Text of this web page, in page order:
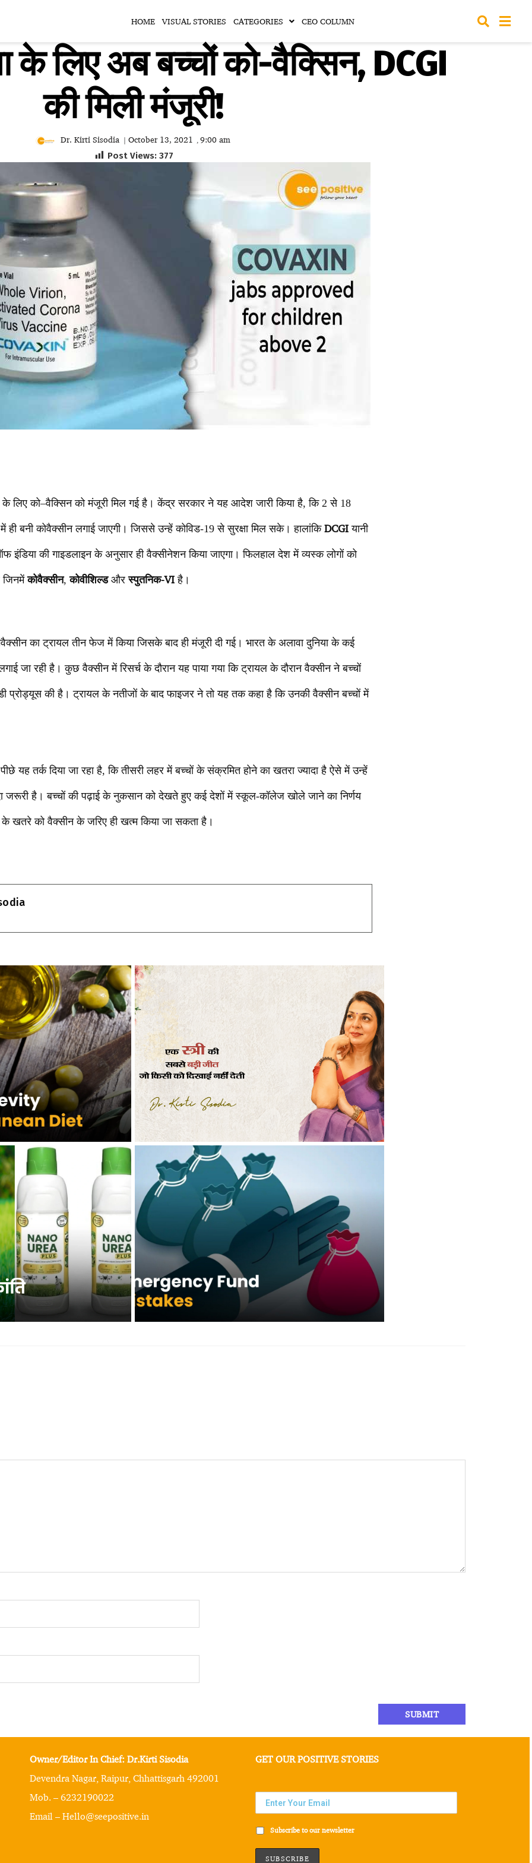
HOME VISUAL STORIES CATEGORIES CEO COLUMN
के लिए अब बच्चों को-वैक्सिन, DCGI
की मिली मंजूरी!
Dr. Kirti Sisodia | October 13, 2021 , 9:00 am
Post Views: 377
के लिए को–वैक्सिन को मंजूरी मिल गई है। केंद्र सरकार ने यह आदेश जारी किया है, कि 2 से 18
ही बनी कोवैक्सीन लगाई जाएगी। जिससे उन्हें कोविड-19 से सुरक्षा मिल सके। हालांकिDCGIयानी
की गाइडलाइन के अनुसार ही वैक्सीनेशन किया जाएगा। फिलहाल देश में व्यस्क लोगों को
जिनमेंकोवैक्सीन,कोवीशिल्ड औरस्पुतनिक-VIहै।
का ट्रायल तीन फेज में किया जिसके बाद ही मंजूरी दी गई। भारत के अलावा दुनिया के कई
जा रही है। कुछ वैक्सीन में रिसर्च के दौरान यह पाया गया कि ट्रायल के दौरान वैक्सीन ने बच्चों
प्रोड्यूस की है। ट्रायल के नतीजों के बाद फाइजर ने तो यह तक कहा है कि उनकी वैक्सीन बच्चों में
यह तर्क दिया जा रहा है, कि तीसरी लहर में बच्चों के संक्रमित होने का खतरा ज्यादा है ऐसे में उन्हें
जरूरी है। बच्चों की पढ़ाई के नुकसान को देखते हुए कई देशों में स्कूल-कॉलेज खोले जाने का निर्णय
के खतरे को वैक्सीन के जरिए ही खत्म किया जा सकता है।
Owner/Editor In Chief: Dr.Kirti Sisodia
Devendra Nagar, Raipur, Chhattisgarh 492001
Mob. – 6232190022
Email – Hello@seepositive.in
GET OUR POSITIVE STORIES
Subscribe to our newsletter